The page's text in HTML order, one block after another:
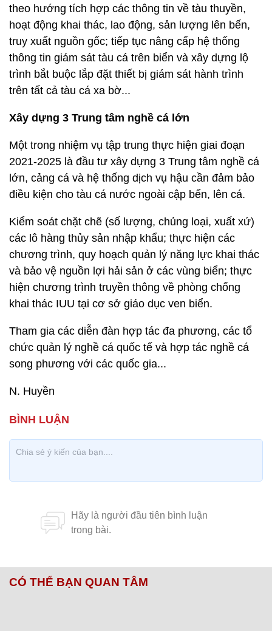
theo hướng tích hợp các thông tin về tàu thuyền,
hoạt động khai thác, lao động, sản lượng lên bến,
truy xuất nguồn gốc; tiếp tục nâng cấp hệ thống
thông tin giám sát tàu cá trên biển và xây dựng lộ
trình bắt buộc lắp đặt thiết bị giám sát hành trình
trên tất cả tàu cá xa bờ...
Xây dựng 3 Trung tâm nghề cá lớn
Một trong nhiệm vụ tập trung thực hiện giai đoạn
2021-2025 là đầu tư xây dựng 3 Trung tâm nghề cá
lớn, cảng cá và hệ thống dịch vụ hậu cần đảm bảo
điều kiện cho tàu cá nước ngoài cập bến, lên cá.
Kiểm soát chặt chẽ (số lượng, chủng loại, xuất xứ)
các lô hàng thủy sản nhập khẩu; thực hiện các
chương trình, quy hoạch quản lý năng lực khai thác
và bảo vệ nguồn lợi hải sản ở các vùng biển; thực
hiện chương trình truyền thông về phòng chống
khai thác IUU tại cơ sở giáo dục ven biển.
Tham gia các diễn đàn hợp tác đa phương, các tổ
chức quản lý nghề cá quốc tế và hợp tác nghề cá
song phương với các quốc gia...
N. Huyền
CÓ THỂ BẠN QUAN TÂM